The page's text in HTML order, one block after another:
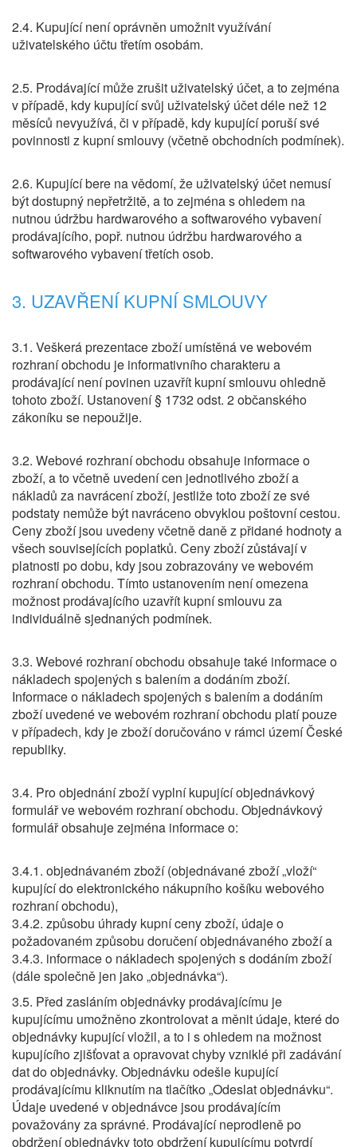
2.4. Kupující není oprávněn umožnit využívání
uživatelského účtu třetím osobám.
2.5. Prodávající může zrušit uživatelský účet, a to zejména
v případě, kdy kupující svůj uživatelský účet déle než 12
měsíců nevyužívá, či v případě, kdy kupující poruší své
povinnosti z kupní smlouvy (včetně obchodních podmínek).
2.6. Kupující bere na vědomí, že uživatelský účet nemusí
být dostupný nepřetržitě, a to zejména s ohledem na
nutnou údržbu hardwarového a softwarového vybavení
prodávajícího, popř. nutnou údržbu hardwarového a
softwarového vybavení třetích osob.
3. UZAVŘENÍ KUPNÍ SMLOUVY
3.1. Veškerá prezentace zboží umístěná ve webovém
rozhraní obchodu je informativního charakteru a
prodávající není povinen uzavřít kupní smlouvu ohledně
tohoto zboží. Ustanovení § 1732 odst. 2 občanského
zákoníku se nepoužije.
3.2. Webové rozhraní obchodu obsahuje informace o
zboží, a to včetně uvedení cen jednotlivého zboží a
nákladů za navrácení zboží, jestliže toto zboží ze své
podstaty nemůže být navráceno obvyklou poštovní cestou.
Ceny zboží jsou uvedeny včetně daně z přidané hodnoty a
všech souvisejících poplatků. Ceny zboží zůstávají v
platnosti po dobu, kdy jsou zobrazovány ve webovém
rozhraní obchodu. Tímto ustanovením není omezena
možnost prodávajícího uzavřít kupní smlouvu za
individuálně sjednaných podmínek.
3.3. Webové rozhraní obchodu obsahuje také informace o
nákladech spojených s balením a dodáním zboží.
Informace o nákladech spojených s balením a dodáním
zboží uvedené ve webovém rozhraní obchodu platí pouze
v případech, kdy je zboží doručováno v rámci území České
republiky.
3.4. Pro objednání zboží vyplní kupující objednávkový
formulář ve webovém rozhraní obchodu. Objednávkový
formulář obsahuje zejména informace o:
3.4.1. objednávaném zboží (objednávané zboží „vloží“
kupující do elektronického nákupního košíku webového
rozhraní obchodu),
3.4.2. způsobu úhrady kupní ceny zboží, údaje o
požadovaném způsobu doručení objednávaného zboží a
3.4.3. informace o nákladech spojených s dodáním zboží
(dále společně jen jako „objednávka“).
3.5. Před zasláním objednávky prodávajícímu je
kupujícímu umožněno zkontrolovat a měnit údaje, které do
objednávky kupující vložil, a to i s ohledem na možnost
kupujícího zjišťovat a opravovat chyby vzniklé při zadávání
dat do objednávky. Objednávku odešle kupující
prodávajícímu kliknutím na tlačítko „Odeslat objednávku“.
Údaje uvedené v objednávce jsou prodávajícím
považovány za správné. Prodávající neprodleně po
obdržení objednávky toto obdržení kupujícímu potvrdí